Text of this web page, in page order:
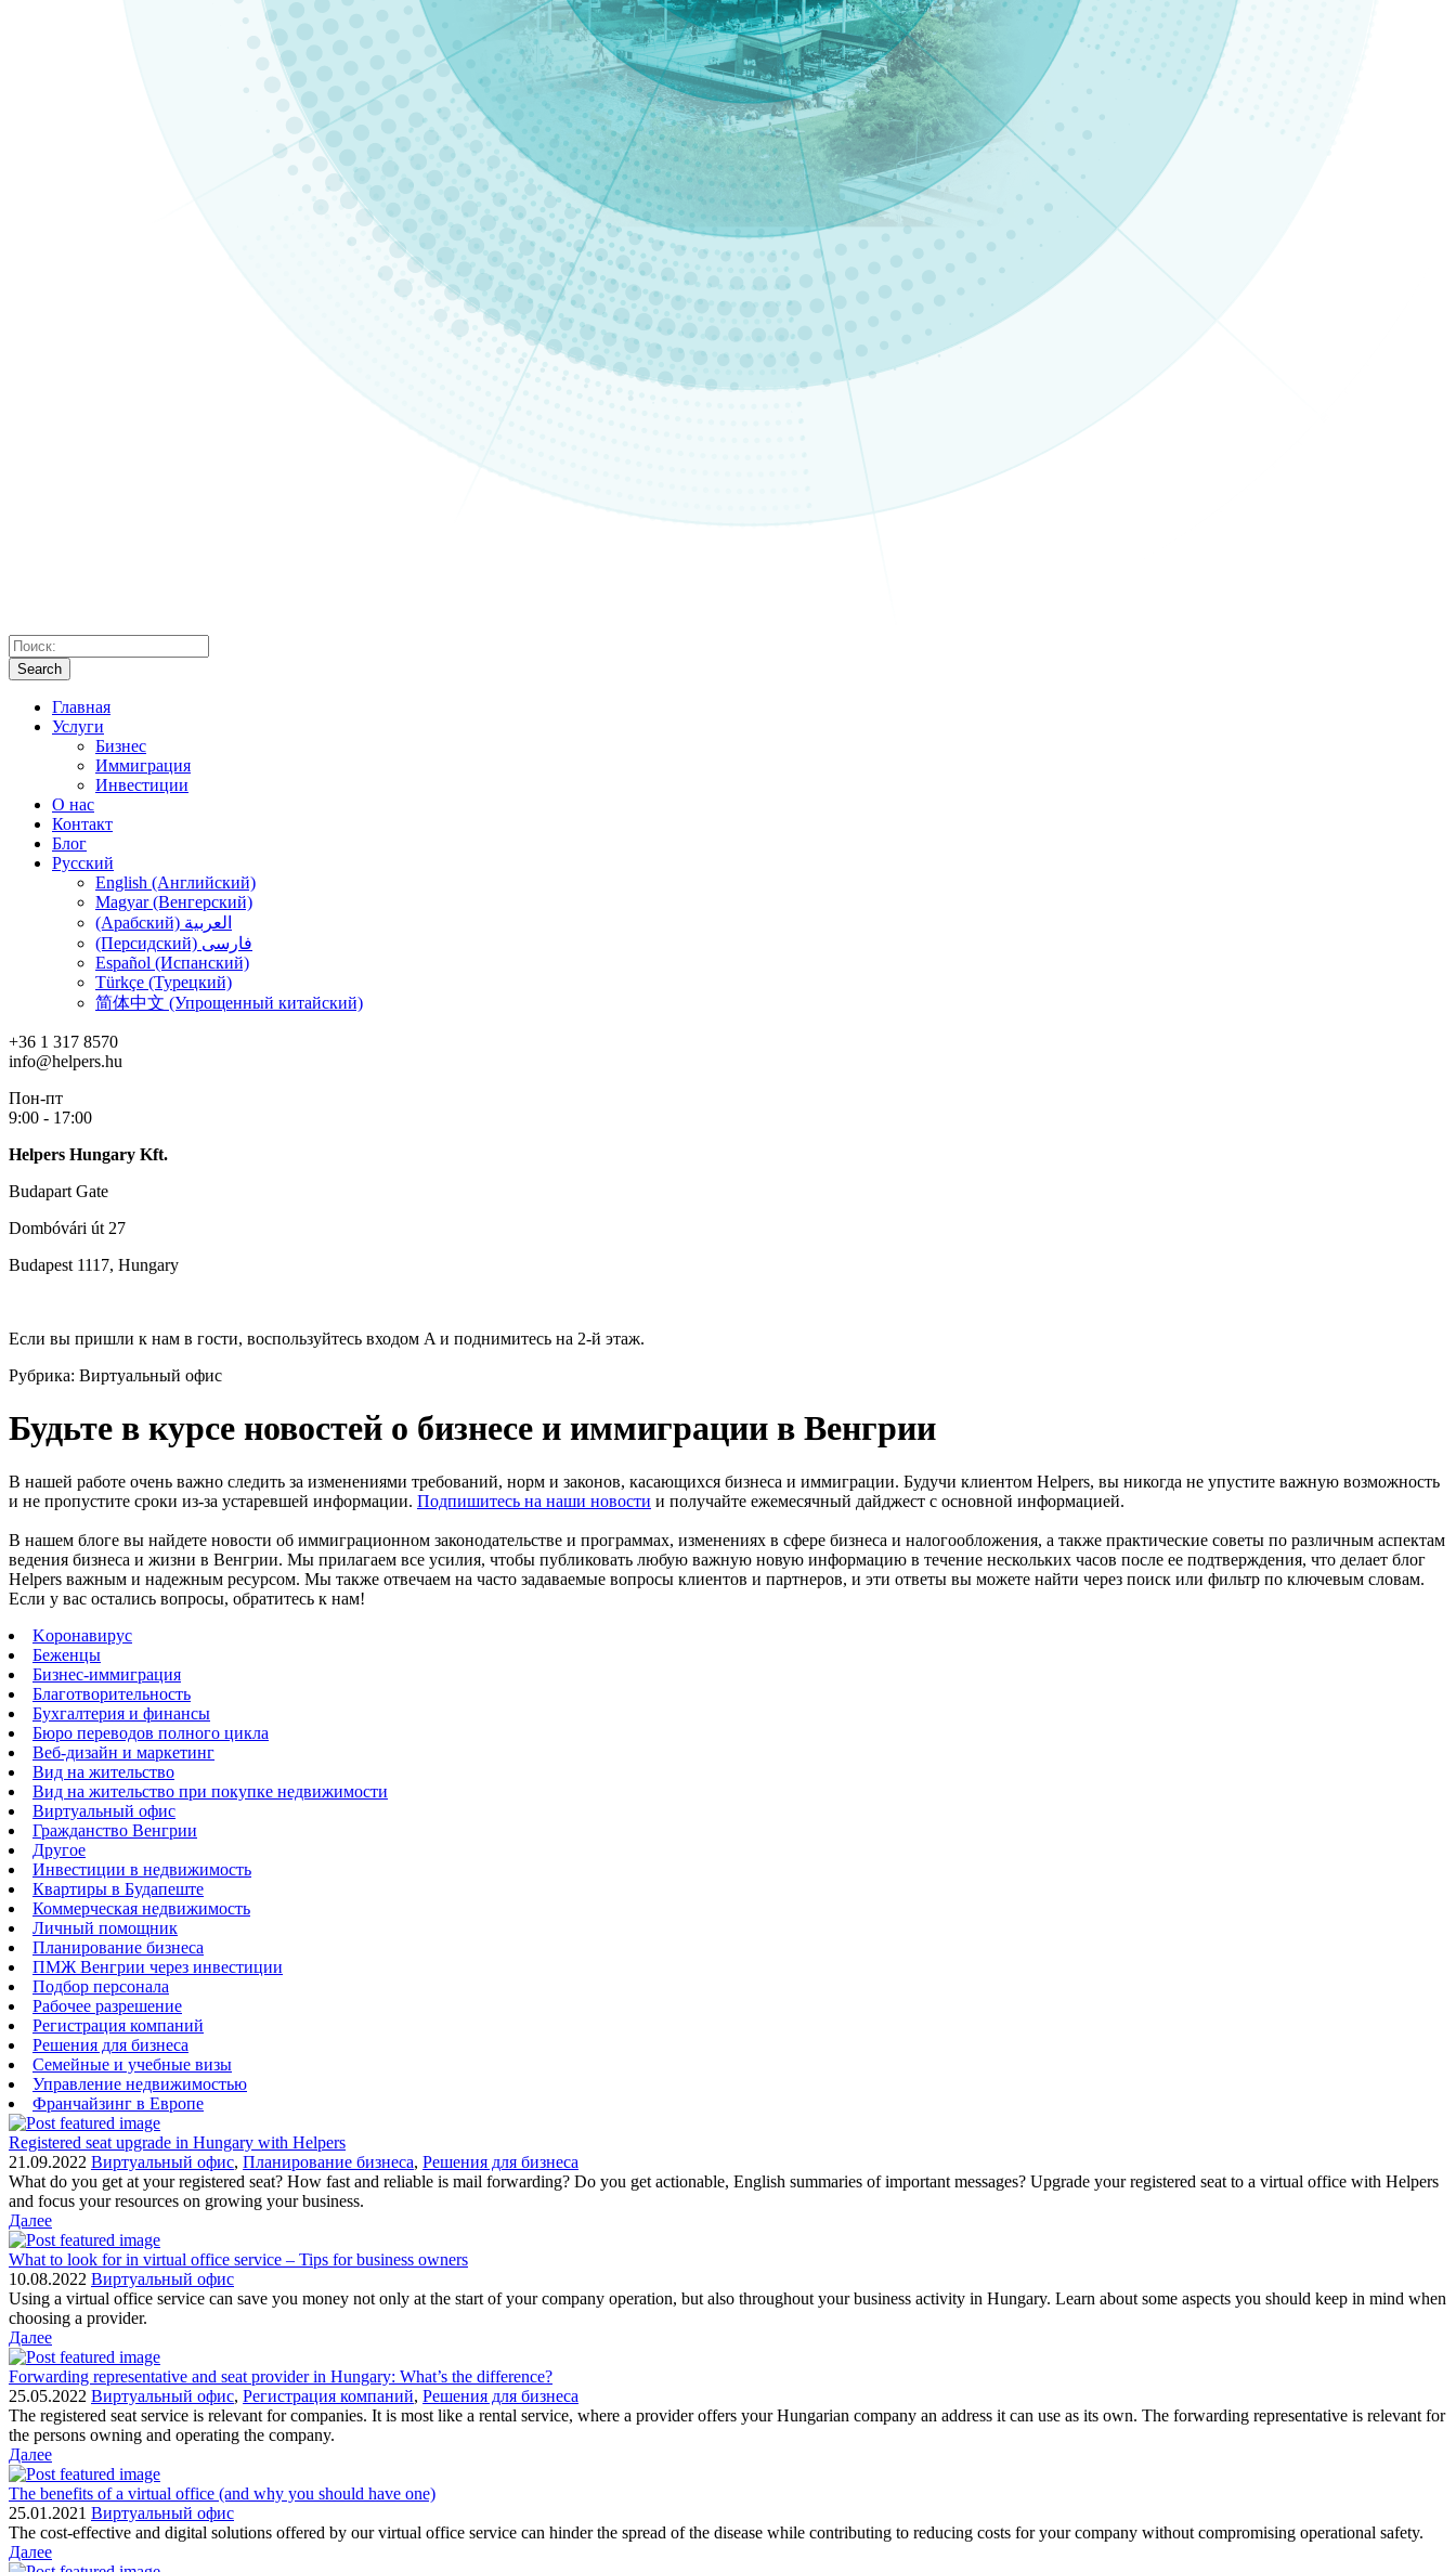
Search
Главная
Услуги
Бизнес
Иммиграция
Инвестиции
О нас
Контакт
Блог
Русский
English (Английский)
Magyar (Венгерский)
(Арабский) العربية
(Персидский) فارسی
Español (Испанский)
Türkçe (Турецкий)
简体中文 (Упрощенный китайский)
+36 1 317 8570
info@helpers.hu
Пон-пт
9:00 - 17:00
Helpers Hungary Kft.
Budapart Gate
Dombóvári út 27
Budapest 1117, Hungary
Если вы пришли к нам в гости, воспользуйтесь входом A и поднимитесь на 2-й этаж.
Рубрика: Виртуальный офис
Будьте в курсе новостей о бизнесе и иммиграции в Венгрии
В нашей работе очень важно следить за изменениями требований, норм и законов, касающихся бизнеса и иммиграции. Будучи клиентом Helpers, вы никогда не упустите важную возможность
и не пропустите сроки из-за устаревшей информации. Подпишитесь на наши новости и получайте ежемесячный дайджест с основной информацией.
В нашем блоге вы найдете новости об иммиграционном законодательстве и программах, изменениях в сфере бизнеса и налогообложения, а также практические советы по различным аспектам
ведения бизнеса и жизни в Венгрии. Мы прилагаем все усилия, чтобы публиковать любую важную новую информацию в течение нескольких часов после ее подтверждения, что делает блог
Helpers важным и надежным ресурсом. Мы также отвечаем на часто задаваемые вопросы клиентов и партнеров, и эти ответы вы можете найти через поиск или фильтр по ключевым словам.
Если у вас остались вопросы, обратитесь к нам!
Kоронавирус
Беженцы
Бизнес-иммиграция
Благотворительность
Бухгалтерия и финансы
Бюро переводов полного цикла
Веб-дизайн и маркетинг
Вид на жительство
Вид на жительство при покупке недвижимости
Виртуальный офис
Гражданство Венгрии
Другое
Инвестиции в недвижимость
Квартиры в Будапеште
Коммерческая недвижимость
Личный помощник
Планирование бизнеса
ПМЖ Венгрии через инвестиции
Подбор персонала
Рабочее разрешение
Регистрация компаний
Решения для бизнеса
Семейные и учебные визы
Управление недвижимостью
Франчайзинг в Европе
Registered seat upgrade in Hungary with Helpers
21.09.2022 Виртуальный офис, Планирование бизнеса, Решения для бизнеса
What do you get at your registered seat? How fast and reliable is mail forwarding? Do you get actionable, English summaries of important messages? Upgrade your registered seat to a virtual office with Helpers
and focus your resources on growing your business.
Далее
What to look for in virtual office service – Tips for business owners
10.08.2022 Виртуальный офис
Using a virtual office service can save you money not only at the start of your company operation, but also throughout your business activity in Hungary. Learn about some aspects you should keep in mind when
choosing a provider.
Далее
Forwarding representative and seat provider in Hungary: What’s the difference?
25.05.2022 Виртуальный офис, Регистрация компаний, Решения для бизнеса
The registered seat service is relevant for companies. It is most like a rental service, where a provider offers your Hungarian company an address it can use as its own. The forwarding representative is relevant for
the persons owning and operating the company.
Далее
The benefits of a virtual office (and why you should have one)
25.01.2021 Виртуальный офис
The cost-effective and digital solutions offered by our virtual office service can hinder the spread of the disease while contributing to reducing costs for your company without compromising operational safety.
Далее